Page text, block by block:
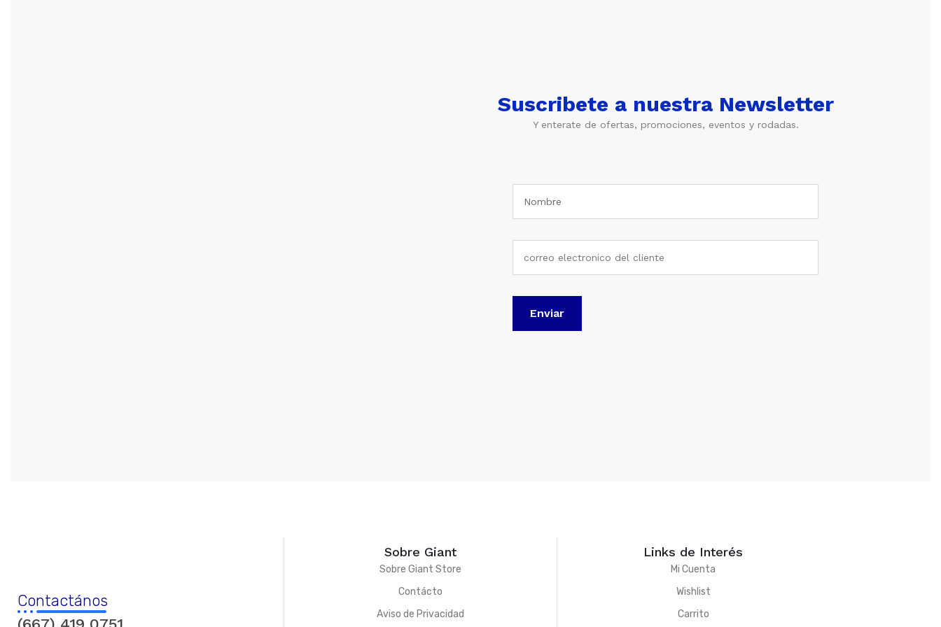
Suscribete a nuestra Newsletter
Y enterate de ofertas, promociones, eventos y rodadas.
Contactános
Sobre Giant
Sobre Giant Store
Contácto
Aviso de Privacidad
Links de Interés
Mi Cuenta
Wishlist
Carrito